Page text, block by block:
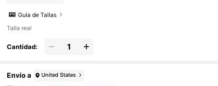
Guía de Tallas
Talla real
Cantidad:
Envío a United States